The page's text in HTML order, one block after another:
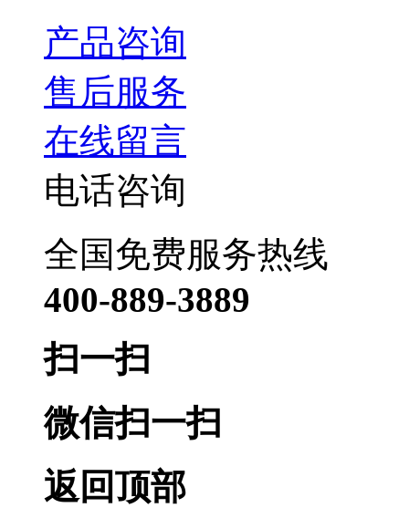
产品咨询
售后服务
在线留言
电话咨询
全国免费服务热线
400-889-3889
扫一扫
微信扫一扫
返回顶部